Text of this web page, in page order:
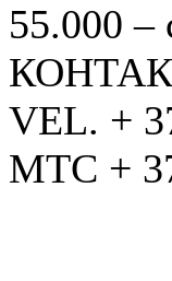
55.000 –
VEL. +
МТС +